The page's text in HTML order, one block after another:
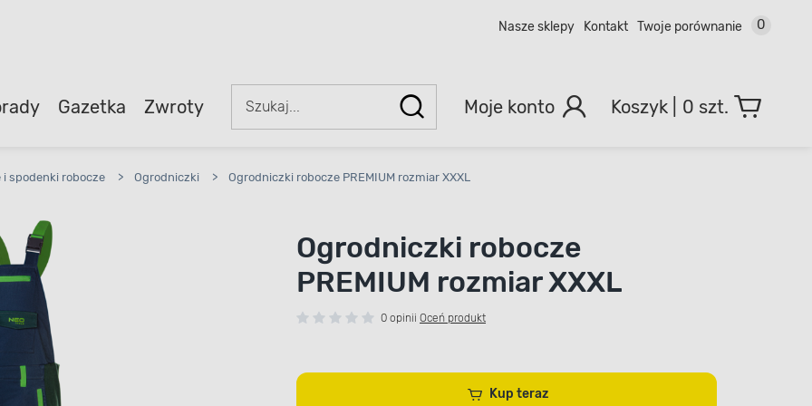
Nasze sklepy Kontakt Twoje porównanie 0
Gazetka Zwroty Moje konto 0 szt.
i spodenki robocze > Ogrodniczki > Ogrodniczki robocze PREMIUM rozmiar XXXL
Ogrodniczki robocze
PREMIUM rozmiar XXXL
0 opinii Oceń produkt
Kup teraz